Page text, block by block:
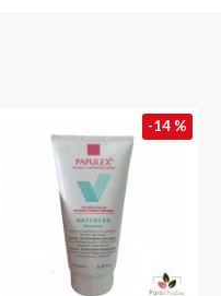
-14 %